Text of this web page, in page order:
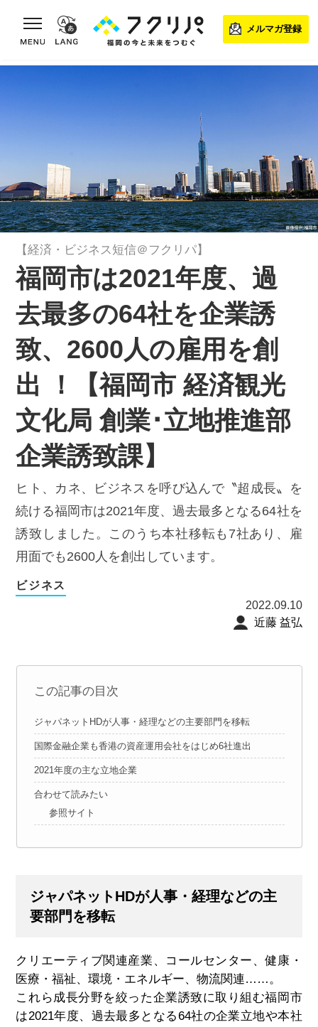
toggle navigation
メルマガ登録
【経済・ビジネス短信＠フクリパ】
福岡市は2021年度、過
去最多の64社を企業誘
致、2600人の雇用を創
出 ！【福岡市 経済観光
文化局 創業･立地推進部
企業誘致課】
ヒト、カネ、ビジネスを呼び込んで〝超成長〟を
続ける福岡市は2021年度、過去最多となる64社を
誘致しました。このうち本社移転も7社あり、雇
用面でも2600人を創出しています。
ビジネス
2022.09.10
近藤 益弘
この記事の目次
ジャパネットHDが人事・経理などの主要部門を移転
国際金融企業も香港の資産運用会社をはじめ6社進出
2021年度の主な立地企業
合わせて読みたい
参照サイト
ジャパネットHDが人事・経理などの主
要部門を移転
クリエーティブ関連産業、コールセンター、健康・
医療・福祉、環境・エネルギー、物流関連……。
これら成長分野を絞った企業誘致に取り組む福岡市
は2021年度、過去最多となる64社の企業立地や本社